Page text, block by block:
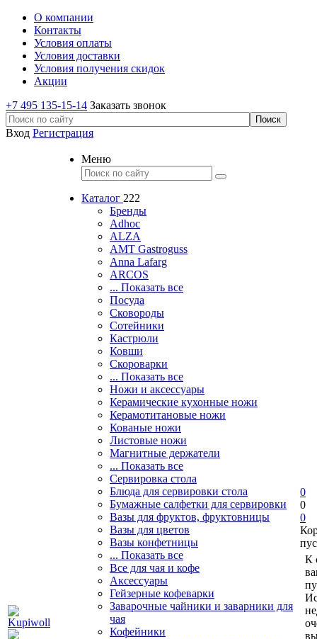
О компании
Контакты
Условия оплаты
Условия доставки
Условия получения скидок
Акции
+7 495 135-15-14 Заказать звонок
Вход Регистрация
Меню
Каталог 222
Бренды
Adhoc
ALZA
AMT Gastroguss
Anna Lafarg
ARCOS
... Показать все
Посуда
Сковороды
Сотейники
Кастрюли
Ковши
Скороварки
... Показать все
Ножи и аксессуары
Керамические кухонные ножи
Керамотитановые ножи
Кованые ножи
Листовые ножи
Магнитные держатели
... Показать все
Сервировка стола
Блюда для сервировки стола
Бумажные салфетки для сервировки
Вазы для фруктов, фруктовницы
Вазы для цветов
Вазы конфетницы
... Показать все
Все для чая и кофе
Аксессуары
Гейзерные кофеварки
Заварочные чайники и заварники для
чая
Кофейники
0
0
0
К